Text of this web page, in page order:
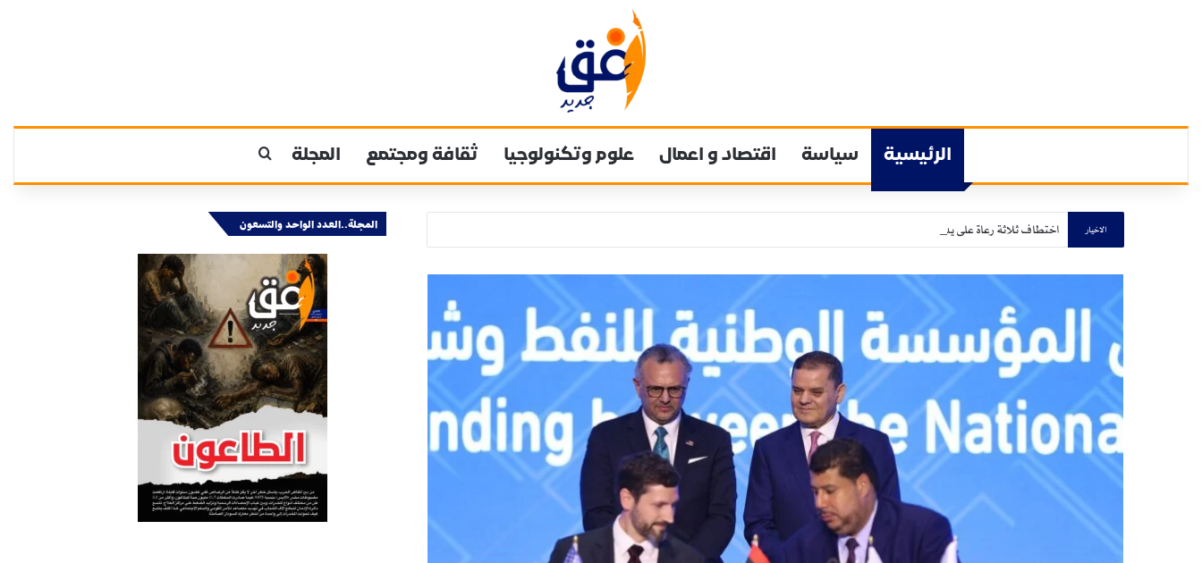
الرئيسية سياسة اقتصاد و اعمال علوم وتكنولوجيا ثقافة ومجتمع المجلة
الاخيار اختطاف ثلاثة رعاة على يد الشفتة الإثيوبية بولاية القضارف المجلة..العدد الواحد والتسعون